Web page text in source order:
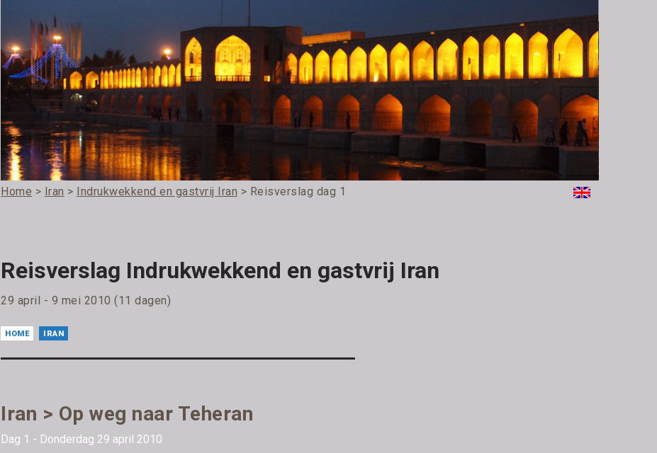
Home > Iran > Indrukwekkend en gastvrij Iran > Reisverslag dag 1
Reisverslag Indrukwekkend en gastvrij Iran
29 april - 9 mei 2010 (11 dagen)
HOME IRAN
Iran > Op weg naar Teheran
Dag 1 - Donderdag 29 april 2010